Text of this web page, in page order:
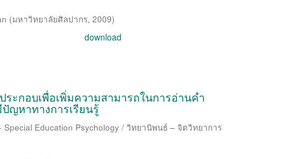
(มหาวิทยาลัยศิลปากร, 2009)
download
ะกอบเพื่อเพิ่มความสามารถในการอ่านคำ
ญหาทางการเรียนรู้
Education Psychology / วิทยานิพนธ์ – จิตวิทยาการ